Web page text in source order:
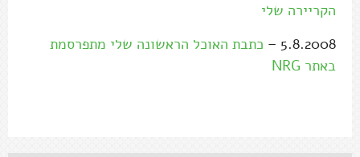
הקריירה שלי
5.8.2008 –
כתבת האוכל הראשונה שלי מתפרסמת
באתר NRG